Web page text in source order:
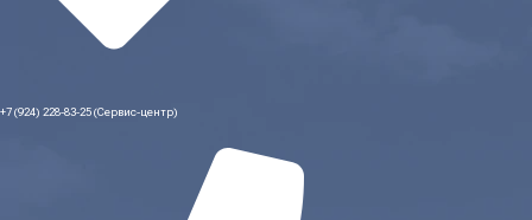
+7 (924) 228-83-25 (Сервис-центр)